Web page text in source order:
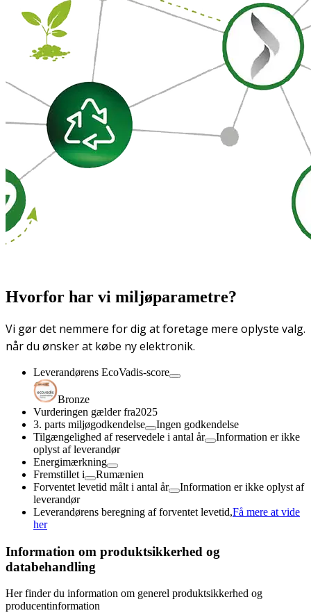
Hvorfor har vi miljøparametre?
Vi gør det nemmere for dig at foretage mere oplyste valg.
når du ønsker at købe ny elektronik.
Leverandørens EcoVadis-score
Bronze
Vurderingen gælder fra2025
3. parts miljøgodkendelse
Ingen godkendelse
Tilgængelighed af reservedele i antal år
Information er ikke
oplyst af leverandør
Energimærkning
Fremstillet i
Rumænien
Forventet levetid målt i antal år
Information er ikke oplyst af
leverandør
Leverandørens beregning af forventet levetid,Få mere at vide
her
Information om produktsikkerhed og
databehandling
Her finder du information om generel produktsikkerhed og
producentinformation